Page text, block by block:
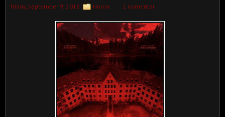
friday, september 9, 2016 Horror 1 komentar